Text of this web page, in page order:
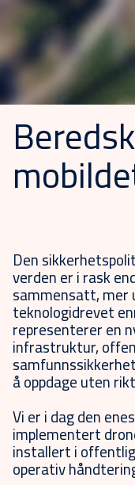
Den
verden er i rask
sammensatt,
teknologidrevet
representerer en
infrastruktur,
å oppdage uten
Vi er i dag den
implementert
installert i
operativ